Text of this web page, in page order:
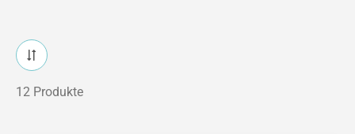
12 Produkte